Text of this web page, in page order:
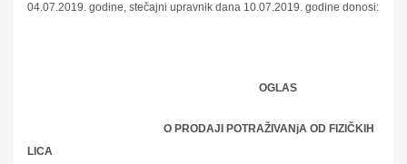
04.07.2019. godine, stečajni upravnik dana 10.07.2019. godine donosi:
OGLAS
O PRODAJI POTRAŽIVANjA OD FIZIČKIH
LICA